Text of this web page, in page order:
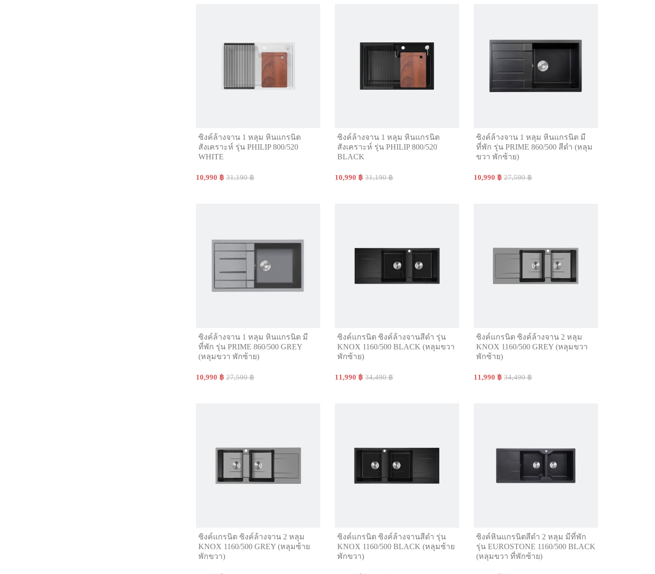
ซิงค์ล้างจาน 1 หลุม หินแกรนิต
สังเคราะห์ รุ่น PHILIP 800/520
WHITE
10,990 ฿ 31,190 ฿
ซิงค์ล้างจาน 1 หลุม หินแกรนิต
สังเคราะห์ รุ่น PHILIP 800/520
BLACK
10,990 ฿ 31,190 ฿
ซิงค์ล้างจาน 1 หลุม หินแกรนิต มี
ที่พัก รุ่น PRIME 860/500 สีดำ (หลุม
ขวา พักซ้าย)
10,990 ฿ 27,590 ฿
ซิงค์ล้างจาน 1 หลุม หินแกรนิต มี
ที่พัก รุ่น PRIME 860/500 GREY
(หลุมขวา พักซ้าย)
10,990 ฿ 27,590 ฿
ซิงค์แกรนิต ซิงค์ล้างจานสีดำ รุ่น
KNOX 1160/500 BLACK (หลุมขวา
พักซ้าย)
11,990 ฿ 34,490 ฿
ซิงค์แกรนิต ซิงค์ล้างจาน 2 หลุม
KNOX 1160/500 GREY (หลุมขวา
พักซ้าย)
11,990 ฿ 34,490 ฿
ซิงค์แกรนิต ซิงค์ล้างจาน 2 หลุม
KNOX 1160/500 GREY (หลุมซ้าย
พักขวา)
ซิงค์แกรนิต ซิงค์ล้างจานสีดำ รุ่น
KNOX 1160/500 BLACK (หลุมซ้าย
พักขวา)
ซิงค์หินแกรนิตสีดำ 2 หลุม มีที่พัก
รุ่น EUROSTONE 1160/500 BLACK
(หลุมขวา ที่พักซ้าย)